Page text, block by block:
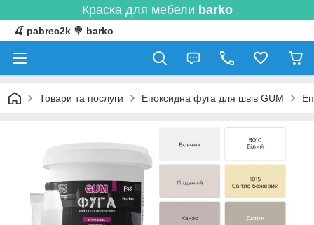
Краска для мебели barko
🍒 pabrec2k 🍭 barko
Товари та послуги Епоксидна фуга для швів GUM